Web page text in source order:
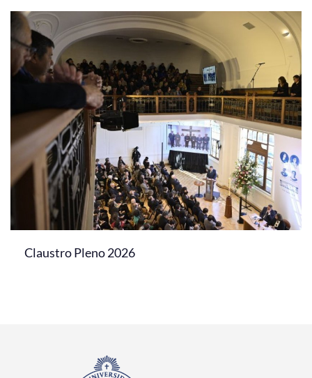
Claustro Pleno 2026